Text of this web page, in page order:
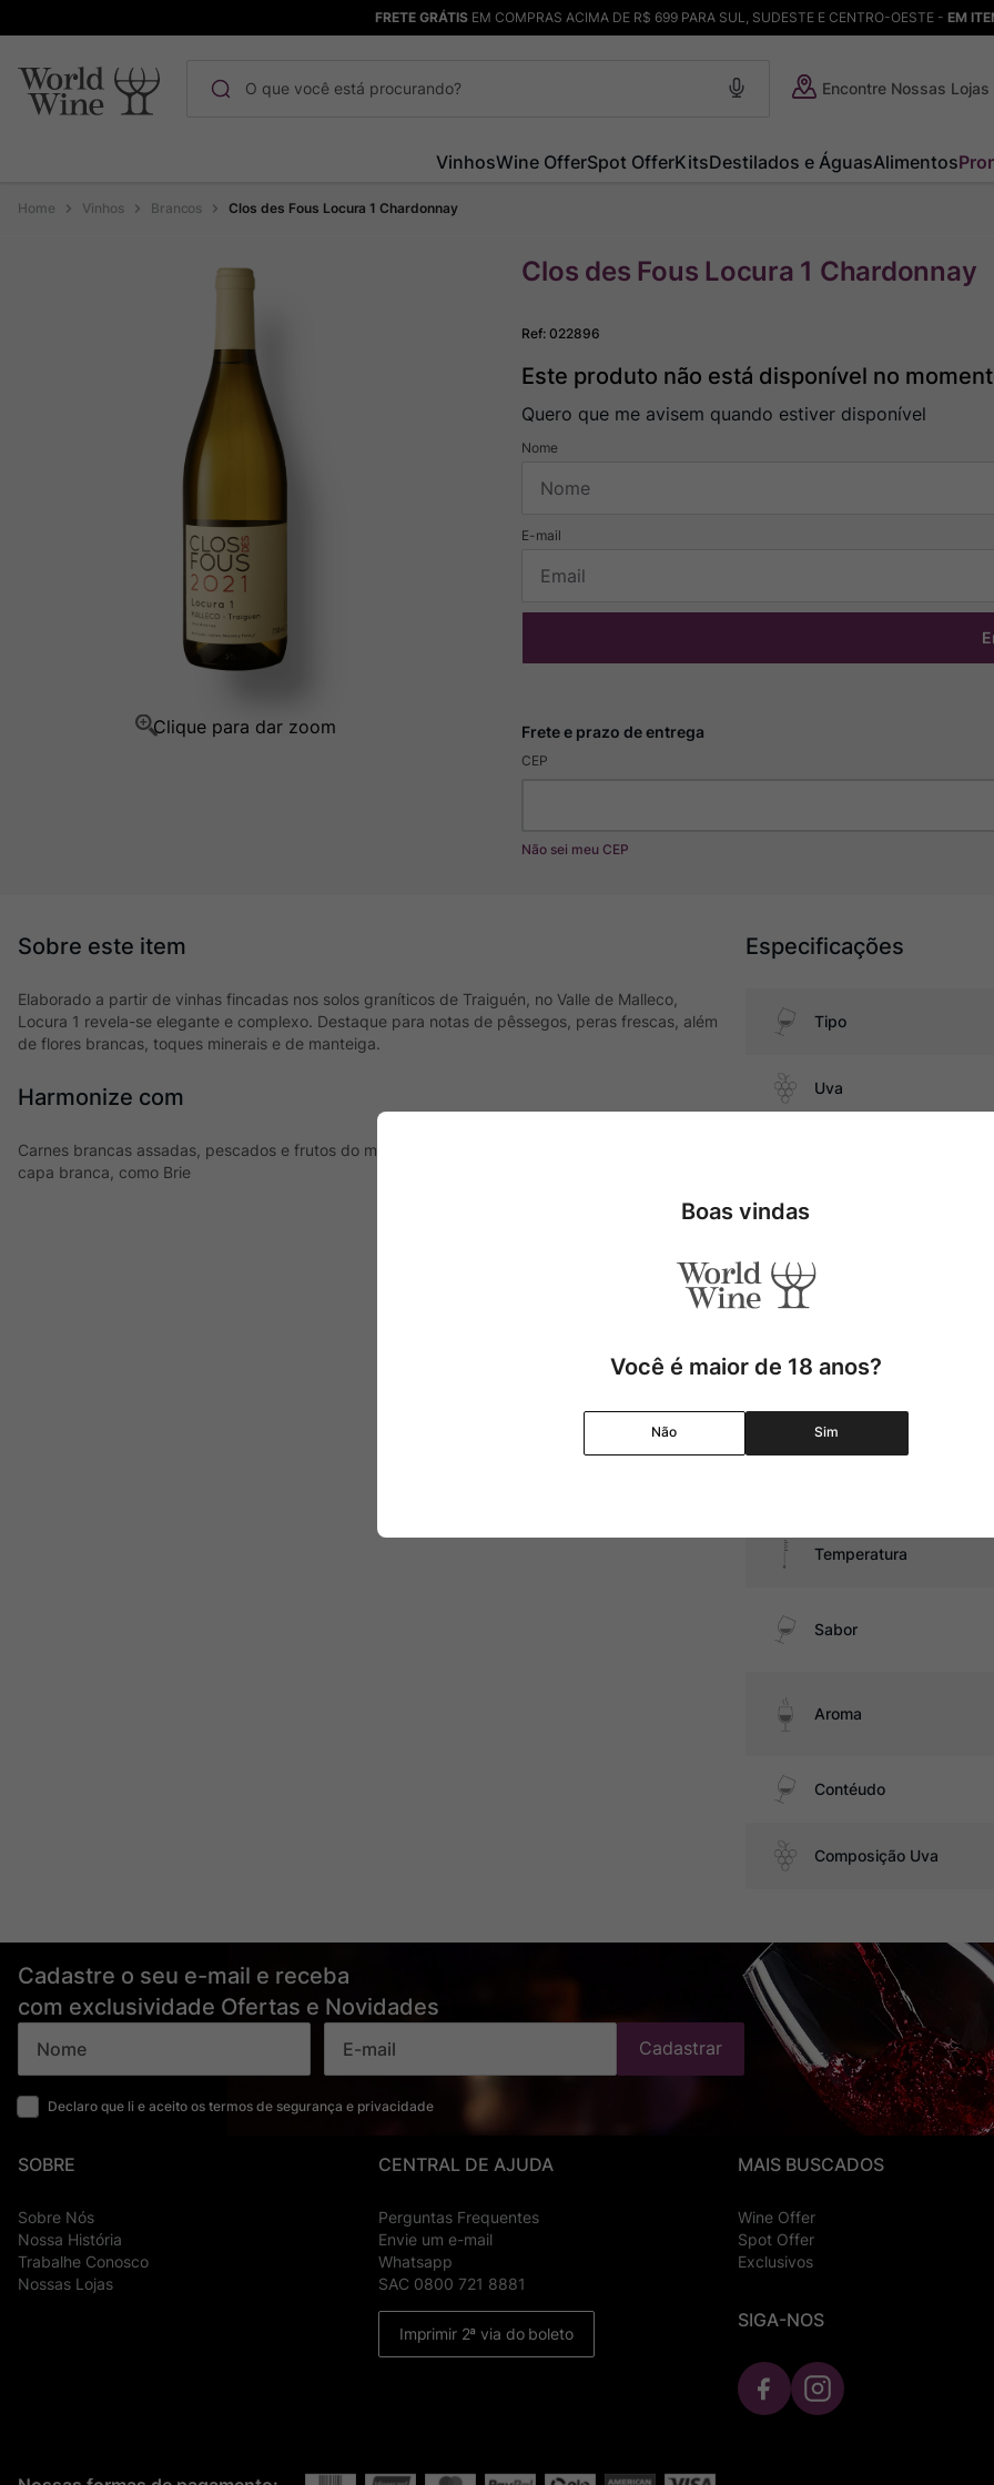
FRETE GRÁTISEM COMPRAS ACIMA DE R$ 699 PARA SUL, SUDESTE E CENTRO-OESTE - EM
Encontre Nossas Lojas
VinhosWine OfferSpot OfferKitsDestilados e ÁguasAlimentos
Vinhos Brancos Clos des Fous Locura 1 Chardonnay
Clos des Fous Locura 1 Chardonnay
Ref:022896
Este produto não está disponível no
Quero que me avisem quando estiver disponível
CEP
Não sei meu CEP
Elaborado a partir de vinhas fincadas nos solos graníticos de Traiguén, no Valle de Malleco,
Locura 1 revela-se elegante e complexo. Destaque para notas de pêssegos, peras frescas, além
de flores brancas, toques minerais e de manteiga.
Harmonize com
Carnes brancas assadas, pescados e frutos do mar, massas com molhos brancos e queijos de
capa branca, como Brie
Especificações
Tipo
Uva
Temperatura
Sabor
Aroma
Contéudo
Composição Uva
Cadastre o seu e-mail e receba
com exclusividade Ofertas e Novidades
Declaro que li e aceito os termos de segurança e privacidade
Cadastrar
SOBRE
Sobre Nós
Nossa História
Trabalhe Conosco
Nossas Lojas
CENTRAL DE AJUDA
Perguntas Frequentes
Envie um e-mail
Whatsapp
SAC 0800 721 8881
Imprimir 2ª via do boleto
MAIS BUSCADOS
Wine Offer
Spot Offer
Exclusivos
SIGA-NOS
1º Maçanita
Bodega Garzon
Champagne
Boas vindas
Você é maior de 18 anos?
Não Sim